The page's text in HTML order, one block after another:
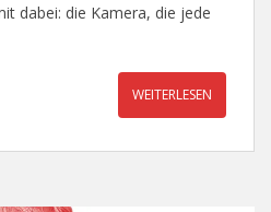
dabei: die Kamera, die jede
WEITERLESEN